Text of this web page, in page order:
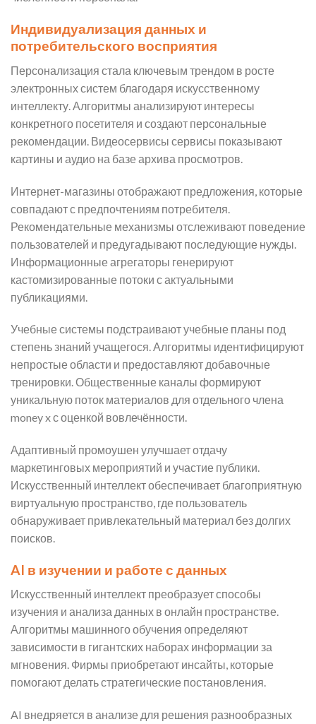
Индивидуализация данных и
потребительского восприятия
Персонализация стала ключевым трендом в росте
электронных систем благодаря искусственному
интеллекту. Алгоритмы анализируют интересы
конкретного посетителя и создают персональные
рекомендации. Видеосервисы сервисы показывают
картины и аудио на базе архива просмотров.
Интернет-магазины отображают предложения, которые
совпадают с предпочтениям потребителя.
Рекомендательные механизмы отслеживают поведение
пользователей и предугадывают последующие нужды.
Информационные агрегаторы генерируют
кастомизированные потоки с актуальными
публикациями.
Учебные системы подстраивают учебные планы под
степень знаний учащегося. Алгоритмы идентифицируют
непростые области и предоставляют добавочные
тренировки. Общественные каналы формируют
уникальную поток материалов для отдельного члена
money x с оценкой вовлечённости.
Адаптивный промоушен улучшает отдачу
маркетинговых мероприятий и участие публики.
Искусственный интеллект обеспечивает благоприятную
виртуальную пространство, где пользователь
обнаруживает привлекательный материал без долгих
поисков.
AI в изучении и работе с данных
Искусственный интеллект преобразует способы
изучения и анализа данных в онлайн пространстве.
Алгоритмы машинного обучения определяют
зависимости в гигантских наборах информации за
мгновения. Фирмы приобретают инсайты, которые
помогают делать стратегические постановления.
AI внедряется в анализе для решения разнообразных